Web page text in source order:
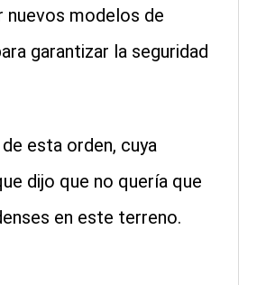
nuevos modelos de
garantizar la seguridad
esta orden, cuya
dijo que no quería que
en este terreno.